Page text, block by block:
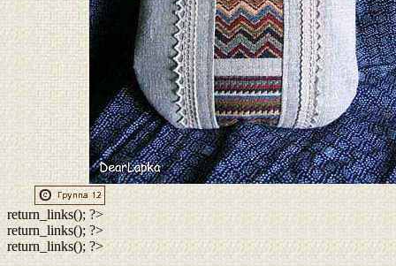
return_links(); ?>
return_links(); ?>
return_links(); ?>